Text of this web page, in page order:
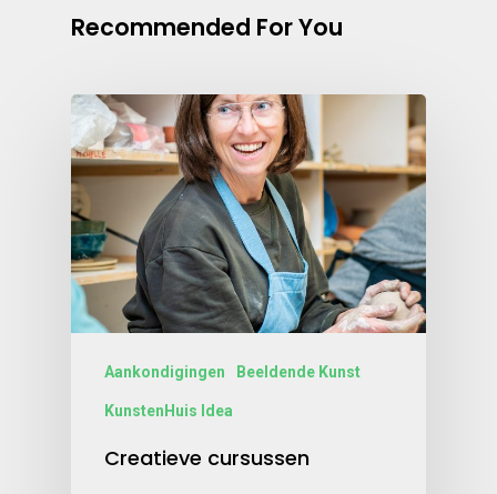
Recommended For You
Aankondigingen Beeldende Kunst
KunstenHuis Idea
Creatieve cursussen